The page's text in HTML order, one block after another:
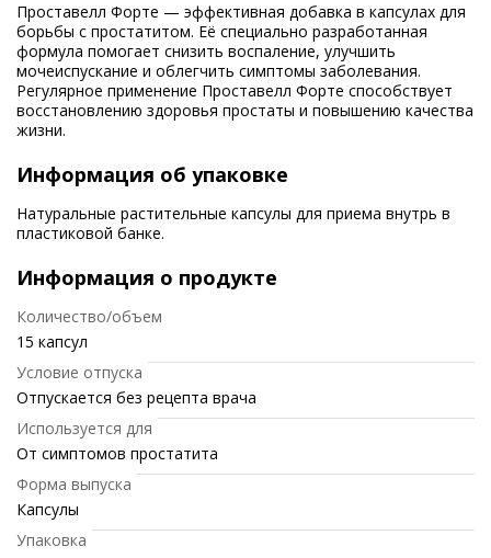
Проставелл Форте — эффективная добавка в капсулах для
борьбы с простатитом. Её специально разработанная
формула помогает снизить воспаление, улучшить
мочеиспускание и облегчить симптомы заболевания.
Регулярное применение Проставелл Форте способствует
восстановлению здоровья простаты и повышению качества
жизни.
Информация об упаковке
Натуральные растительные капсулы для приема внутрь в
пластиковой банке.
Информация о продукте
Количество/объем
15 капсул
Условие отпуска
Отпускается без рецепта врача
Используется для
От симптомов простатита
Форма выпуска
Капсулы
Упаковка